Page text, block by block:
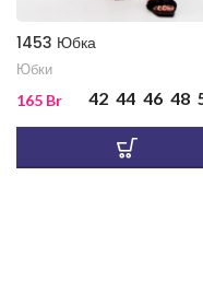
1453 Юбка
Юбки
165 Br 42 44 46 48